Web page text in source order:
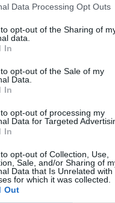
Data Processing Opt Outs
opt-out of the Sharing of
data.
In
opt-out of the Sale of my
Data.
In
opt-out of processing my
Data for Targeted
In
opt-out of Collection, Use,
Sale, and/or Sharing of
Data that Is Unrelated with
for which it was collected.
Out